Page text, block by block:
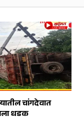
चांगदेवात
धडक